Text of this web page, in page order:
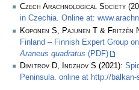
Czech Arachnological Society
in Czechia. Online at:
Koponen S, Pajunen T & Fritzén
Finland – Finnish Expert Group
Araneus quadratus (PDF)
Dimitrov D, Indzhov S (2021):
Peninsula. online at http://